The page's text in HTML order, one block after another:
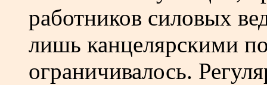
работников силовых
лишь канцелярскими
ограничивалось.